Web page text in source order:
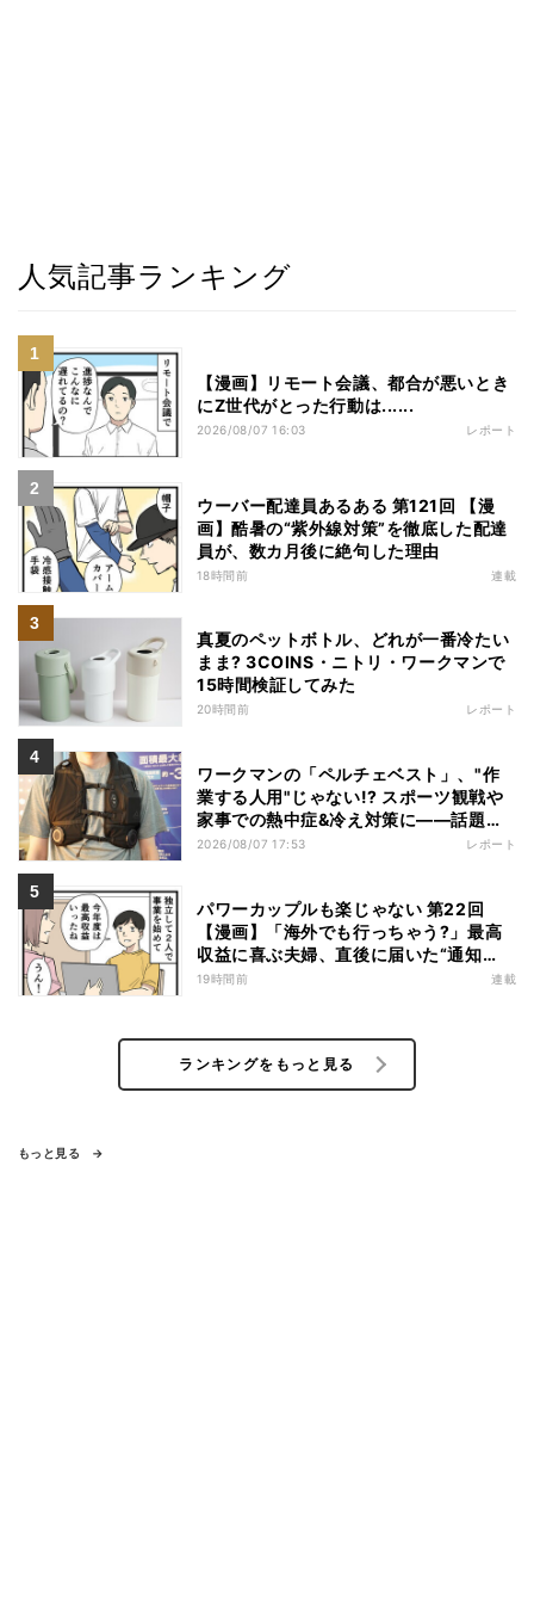
人気記事ランキング
【漫画】リモート会議、都合が悪いとき
にZ世代がとった行動は......
2026/08/07 16:03 レポート
ウーバー配達員あるある 第121回 【漫
画】酷暑の“紫外線対策”を徹底した配達
員が、数カ月後に絶句した理由
18時間前 連載
真夏のペットボトル、どれが一番冷たい
まま? 3COINS・ニトリ・ワークマンで
15時間検証してみた
20時間前 レポート
ワークマンの「ペルチェベスト」、"作
業する人用"じゃない!? スポーツ観戦や
家事での熱中症&冷え対策に――話題の
商品を徹底検証
2026/08/07 17:53 レポート
パワーカップルも楽じゃない 第22回
【漫画】「海外でも行っちゃう?」最高
収益に喜ぶ夫婦、直後に届いた“通知
書”で現実に戻された
19時間前 連載
ランキングをもっと見る
もっと見る